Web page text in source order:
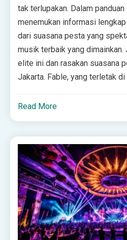
tak terlupakan. Dalam panduan
menemukan informasi
dari suasana pesta yang
musik terbaik yang dimainkan.
elite ini dan rasakan suasana
Jakarta. Fable, yang terletak di
Read More